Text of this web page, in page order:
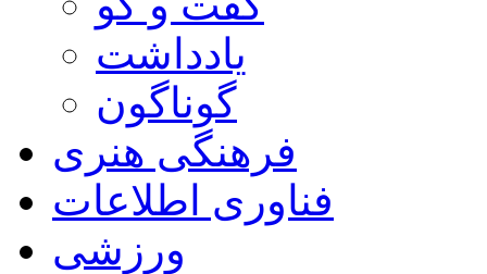
یادداشت
گوناگون
فرهنگی هنری
فناوری اطلاعات
ورزشی